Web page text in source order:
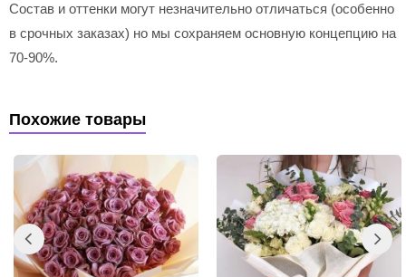
Состав и оттенки могут незначительно отличаться (особенно
в срочных заказах) но мы сохраняем основную концепцию на
70-90%.
Похожие товары